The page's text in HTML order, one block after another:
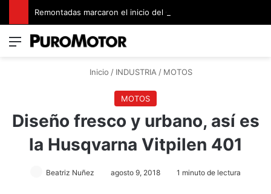
Menú
Inicio / INDUSTRIA / MOTOS
MOTOS
Diseño fresco y urbano, así es
la Husqvarna Vitpilen 401
Beatriz Nuñez agosto 9, 2018 1 minuto de lectura